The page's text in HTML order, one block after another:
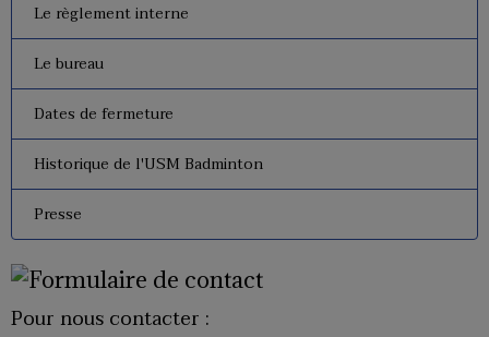
Le règlement interne
Le bureau
Dates de fermeture
Historique de l'USM Badminton
Presse
Pour nous contacter :